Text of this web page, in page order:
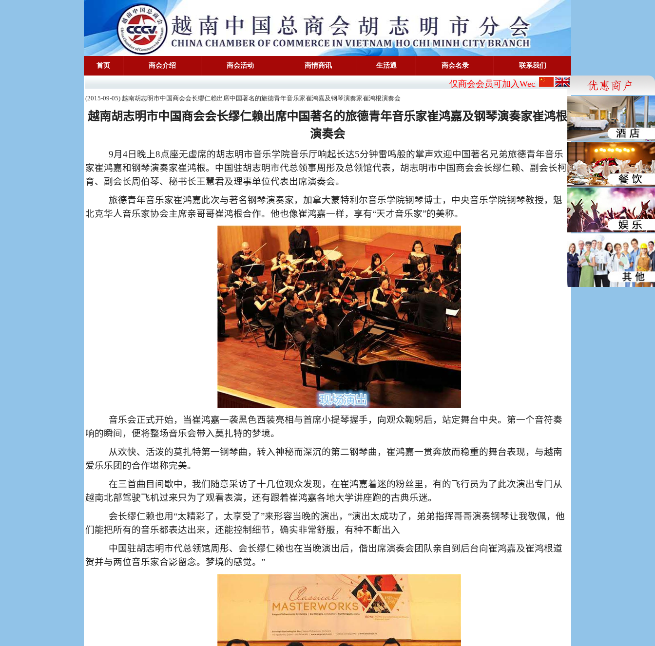
首页 商会介绍 商会活动 商情商讯 生活通 商会名录 联系我们
仅商会会员可加入Wechat:CBA_SG - FaceBook:
(2015-09-05) 越南胡志明市中国商会会长缪仁赖出席中国著名的旅德青年音乐家崔鸿嘉及钢琴演奏家崔鸿根演奏会
越南胡志明市中国商会会长缪仁赖出席中国著名的旅德青年音乐家崔鸿嘉及钢琴演奏家崔鸿根
演奏会
9月 4日晚上8点座无虚席的胡志明市音乐学院音乐厅响起长达5分钟雷鸣般的掌声欢迎中国著名兄弟旅德青年音乐
家崔鸿嘉和钢琴演奏家崔鸿根。中国驻胡志明市代总领事周彤及总领馆代表，胡志明市中国商会会长缪仁赖、副会长柯
育、副会长周伯琴、秘书长王慧君及理事单位代表出席演奏会。
旅德青年音乐家崔鸿嘉此次与著名钢琴演奏家，加拿大蒙特利尔音乐学院钢琴博士，中央音乐学院钢琴教授，魁
北克华人音乐家协会主席亲哥哥崔鸿根合作。 他也像崔鸿嘉一样，享有“天才音乐家”的美称。
音乐会正式开始，当崔鸿嘉一袭黑色西装亮相与首席小提琴握手，向观众鞠躬后，站定舞台中央。第一个音符奏
响的瞬间，便将整场音乐会带入莫扎特的梦境。
从欢快、活泼的莫扎特第一钢琴曲，转入神秘而深沉的第二钢琴曲，崔鸿嘉一贯奔放而稳重的舞台表现，与越南
爱乐乐团的合作堪称完美。
在三首曲目间歇中，我们随意采访了十几位观众发现，在崔鸿嘉着迷的粉丝里，有的飞行员为了此次演出专门从
越南北部驾驶飞机过来只为了观看表演，还有跟着崔鸿嘉各地大学讲座跑的古典乐迷。
会长缪仁赖也用“太精彩了，太享受了”来形容当晚的演出，“演出太成功了，弟弟指挥哥哥演奏钢琴让我敬佩，他
们能把所有的音乐都表达出来，还能控制细节，确实非常舒服，有种不断出入
中国驻胡志明市代总领馆周彤、会长缪仁赖也在当晚演出后，偕出席演奏会团队亲自到后台向崔鸿嘉及崔鸿根道
贺并与两位音乐家合影留念。梦境的感觉。”